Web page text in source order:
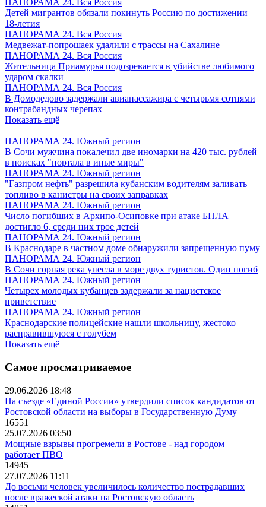
ПАНОРАМА 24. Вся Россия
Детей мигрантов обязали покинуть Россию по достижении
18-летия
ПАНОРАМА 24. Вся Россия
Медвежат-попрошаек удалили с трассы на Сахалине
ПАНОРАМА 24. Вся Россия
Жительница Приамурья подозревается в убийстве любимого
ударом скалки
ПАНОРАМА 24. Вся Россия
В Домодедово задержали авиапассажира с четырьмя сотнями
контрабандных черепах
Показать ещё
ПАНОРАМА 24. Южный регион
В Сочи мужчина покалечил две иномарки на 420 тыс. рублей
в поисках "портала в иные миры"
ПАНОРАМА 24. Южный регион
"Газпром нефть" разрешила кубанским водителям заливать
топливо в канистры на своих заправках
ПАНОРАМА 24. Южный регион
Число погибших в Архипо-Осиповке при атаке БПЛА
достигло 6, среди них трое детей
ПАНОРАМА 24. Южный регион
В Краснодаре в частном доме обнаружили запрещенную пуму
ПАНОРАМА 24. Южный регион
В Сочи горная река унесла в море двух туристов. Один погиб
ПАНОРАМА 24. Южный регион
Четырех молодых кубанцев задержали за нацистское
приветствие
ПАНОРАМА 24. Южный регион
Краснодарские полицейские нашли школьницу, жестоко
расправившуюся с голубем
Показать ещё
Самое просматриваемое
29.06.2026 18:48
На съезде «Единой России» утвердили список кандидатов от
Ростовской области на выборы в Государственную Думу
16551
25.07.2026 03:50
Мощные взрывы прогремели в Ростове - над городом
работает ПВО
14945
27.07.2026 11:11
До восьми человек увеличилось количество пострадавших
после вражеской атаки на Ростовскую область